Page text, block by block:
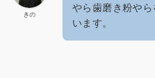
きの
やら歯磨き粉や
います。